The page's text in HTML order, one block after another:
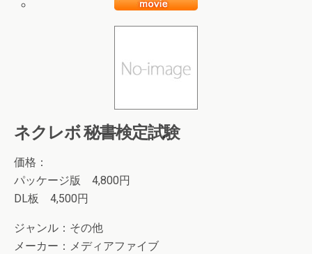
ネクレボ 秘書検定試験
価格：
パッケージ版 4,800円
DL板 4,500円
ジャンル：その他
メーカー：メディアファイブ